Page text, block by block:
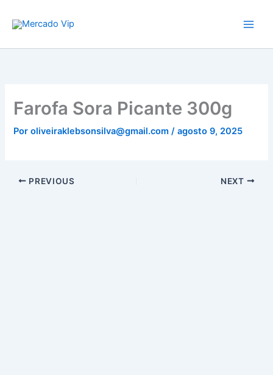
para
conteúdo
Farofa Sora Picante 300g
Poroliveiraklebsonsilva@gmail.com/agosto 9, 2025
PREVIOUS NEXT